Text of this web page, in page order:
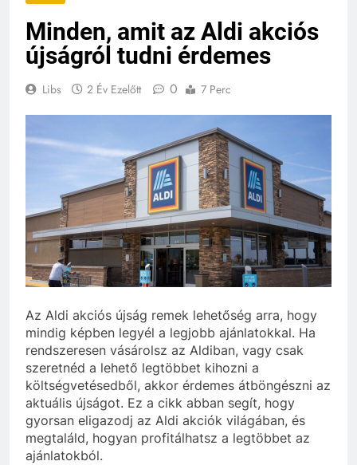
Minden, amit az Aldi akciós
újságról tudni érdemes
Libs 2 Év Ezelőtt 0 7 Perc
Az Aldi akciós újság remek lehetőség arra, hogy
mindig képben legyél a legjobb ajánlatokkal. Ha
rendszeresen vásárolsz az Aldiban, vagy csak
szeretnéd a lehető legtöbbet kihozni a
költségvetésedből, akkor érdemes átböngészni az
aktuális újságot. Ez a cikk abban segít, hogy
gyorsan eligazodj az Aldi akciók világában, és
megtaláld, hogyan profitálhatsz a legtöbbet az
ajánlatokból.